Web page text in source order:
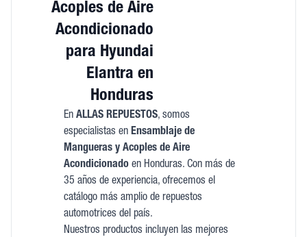
Acoples de Aire
Acondicionado
para Hyundai
Elantra en
Honduras
En ALLAS REPUESTOS, somos
especialistas en Ensamblaje de
Mangueras y Acoples de Aire
Acondicionadoen Honduras. Con más de
35 años de experiencia, ofrecemos el
catálogo más amplio de repuestos
automotrices del país.
Nuestros productos incluyen las mejores